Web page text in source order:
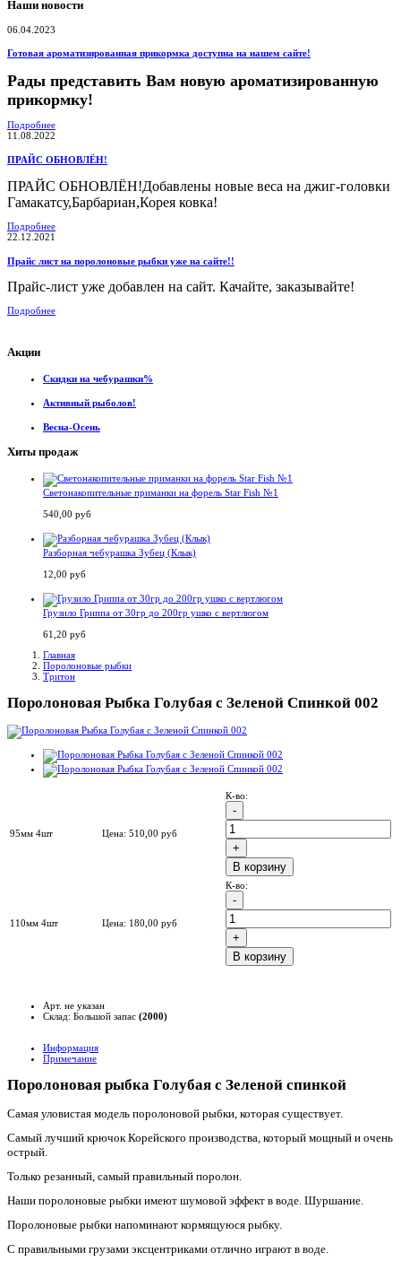
Наши новости
06.04.2023
Готовая ароматизированная прикормка доступна на нашем сайте!
Рады представить Вам новую ароматизированную
прикормку!
Подробнее
11.08.2022
ПРАЙС ОБНОВЛЁН!
ПРАЙС ОБНОВЛЁН!Добавлены новые веса на джиг-головки
Гамакатсу,Барбариан,Корея ковка!
Подробнее
22.12.2021
Прайс лист на поролоновые рыбки уже на сайте!!
Прайс-лист уже добавлен на сайт. Качайте, заказывайте!
Подробнее
Акции
Скидки на чебурашки%
Активный рыболов!
Весна-Осень
Хиты продаж
Светонакопительные приманки на форель Star Fish №1
540,00 руб
Разборная чебурашка Зубец (Клык)
12,00 руб
Грузило Гриппа от 30гр до 200гр ушко с вертлюгом
61,20 руб
Главная
Поролоновые рыбки
Тритон
Поролоновая Рыбка Голубая с Зеленой Спинкой 002
95мм 4шт Цена: 510,00 руб
К-во:
B корзину
110мм 4шт Цена: 180,00 руб
К-во:
B корзину
Арт. не указан
Склад: Большой запас (2000)
Информация
Примечание
Поролоновая рыбка Голубая с Зеленой спинкой
Самая уловистая модель поролоновой рыбки, которая существует.
Самый лучший крючок Корейского производства, который мощный и очень
острый.
Только резанный, самый правильный поролон.
Наши поролоновые рыбки имеют шумовой эффект в воде. Шуршание.
Поролоновые рыбки напоминают кормящуюся рыбку.
С правильными грузами эксцентриками отлично играют в воде.